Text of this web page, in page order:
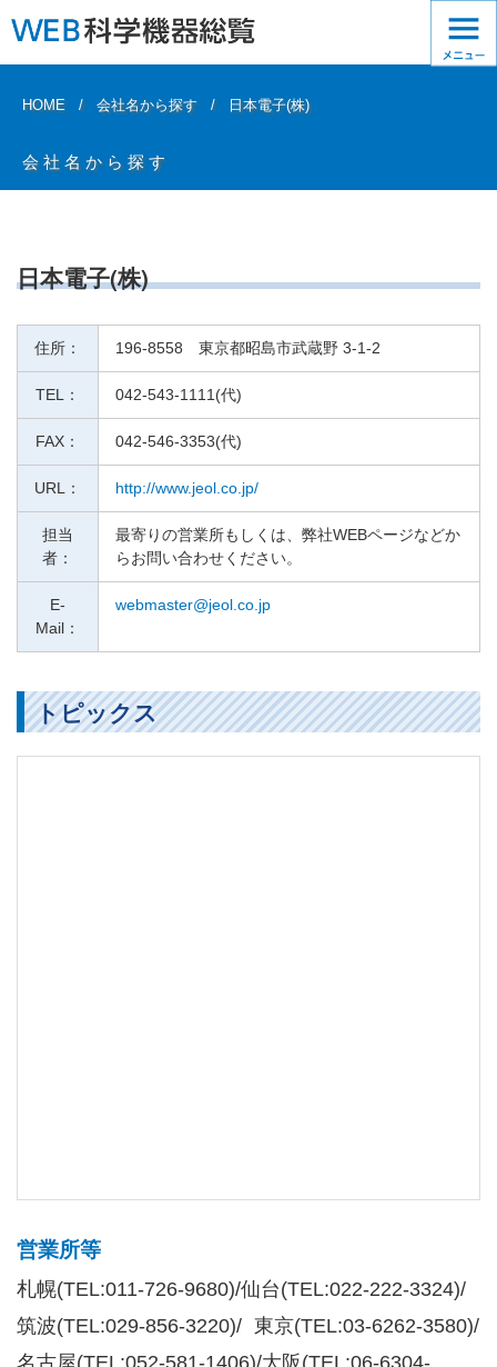
HOME 会社名から探す 日本電子(株)
会社名から探す
日本電子(株)
住所： 196-8558 東京都昭島市武蔵野 3-1-2
TEL： 042-543-1111(代)
FAX： 042-546-3353(代)
URL： http://www.jeol.co.jp/
担当
者：
最寄りの営業所もしくは、弊社WEBページなどか
らお問い合わせください。
E-
Mail：
webmaster@jeol.co.jp
トピックス
営業所等
札幌(TEL:011-726-9680)/仙台(TEL:022-222-3324)/
筑波(TEL:029-856-3220)/ 東京(TEL:03-6262-3580)/
名古屋(TEL:052-581-1406)/大阪(TEL:06-6304-